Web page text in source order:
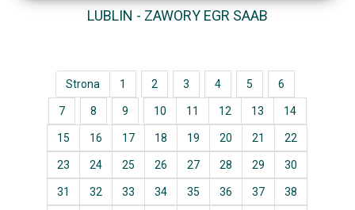
LUBLIN - ZAWORY EGR SAAB
Strona 1 2 3 4 5 6
7 8 9 10 11 12 13 14
15 16 17 18 19 20 21 22
23 24 25 26 27 28 29 30
31 32 33 34 35 36 37 38